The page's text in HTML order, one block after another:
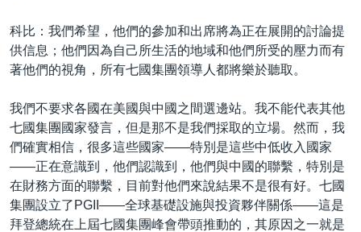
科比：我們希望，他們的參加和出席將為正在展開的討論提
供信息；他們因為自己所生活的地域和他們所受的壓力而有
著他們的視角，所有七國集團領導人都將樂於聽取。
我們不要求各國在美國與中國之間選邊站。我不能代表其他
七國集團國家發言，但是那不是我們採取的立場。然而，我
們確實相信，很多這些國家——特別是這些中低收入國家
——正在意識到，他們認識到，他們與中國的聯繫，特別是
在財務方面的聯繫，目前對他們來說結果不是很有好。七國
集團設立了PGII——全球基礎設施與投資夥伴關係——這是
拜登總統在上屆七國集團峰會帶頭推動的，其原因之一就是